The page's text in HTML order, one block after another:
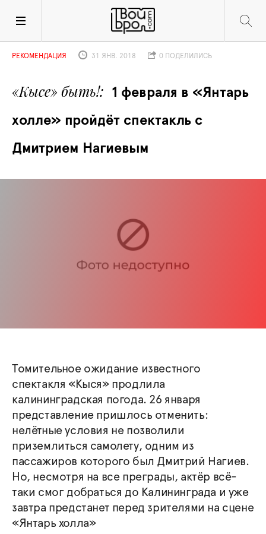
«Кысе» быть!
1 февраля в «Янтарь
холле» пройдёт спектакль с
Дмитрием Нагиевым
РЕКОМЕНДАЦИЯ 31 ЯНВ. 2018 0 ПОДЕЛИЛИСЬ
Томительное ожидание известного
спектакля «Кыся» продлила
калининградская погода. 26 января
представление пришлось отменить:
нелётные условия не позволили
приземлиться самолету, одним из
пассажиров которого был Дмитрий Нагиев.
Но, несмотря на все преграды, актёр всё-
таки смог добраться до Калининграда и уже
завтра предстанет перед зрителями на сцене
«Янтарь холла»